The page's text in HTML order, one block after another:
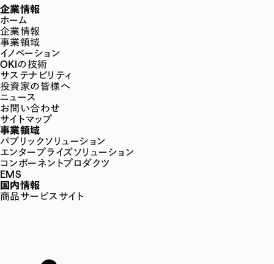
企業情報
ホーム
企業情報
事業領域
イノベーション
OKIの技術
サステナビリティ
投資家の皆様へ
ニュース
お問い合わせ
サイトマップ
事業領域
パブリックソリューション
エンタープライズソリューション
コンポーネントプロダクツ
EMS
国内情報
商品サービスサイト